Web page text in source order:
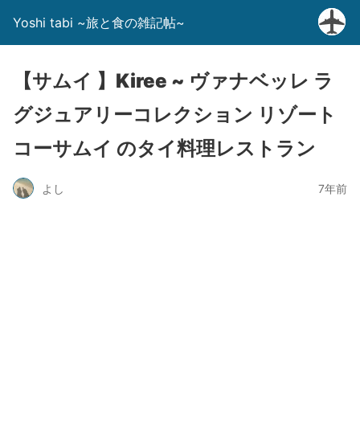
Yoshi tabi ~旅と食の雑記帖~
【サムイ 】Kiree ~ ヴァナベッレ ラ
グジュアリーコレクション リゾート
コーサムイ のタイ料理レストラン
よし 7年前